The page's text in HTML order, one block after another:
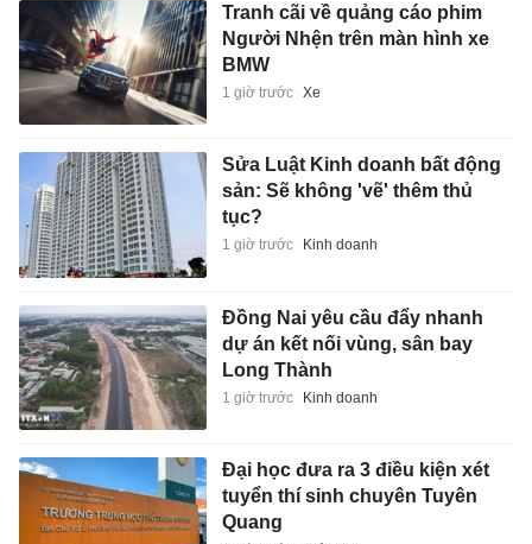
Tranh cãi về quảng cáo phim
Người Nhện trên màn hình xe
BMW
1 giờ trước Xe
Sửa Luật Kinh doanh bất động
sản: Sẽ không 'vẽ' thêm thủ
tục?
1 giờ trước Kinh doanh
Đồng Nai yêu cầu đẩy nhanh
dự án kết nối vùng, sân bay
Long Thành
1 giờ trước Kinh doanh
Đại học đưa ra 3 điều kiện xét
tuyển thí sinh chuyên Tuyên
Quang